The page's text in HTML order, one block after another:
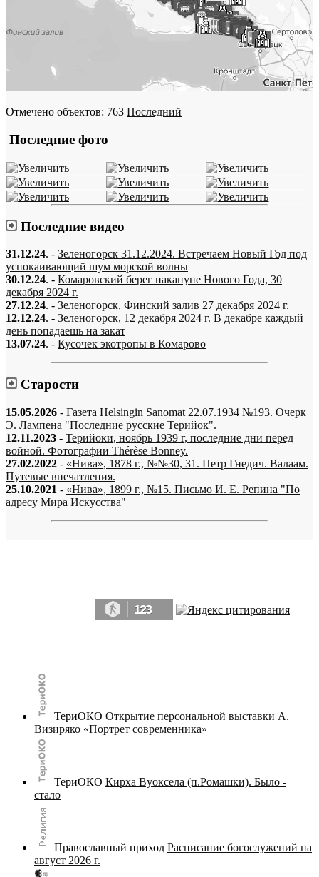
Отмечено объектов: 763 Последний
Последние фото
Последние видео
31.12.24. - Зеленогорск 31.12.2024. Встречаем Новый Год под
успокаивающий шум морской волны
30.12.24. - Комаровский берег накануне Нового Года, 30
декабря 2024 г.
27.12.24. - Зеленогорск, Финский залив 27 декабря 2024 г.
12.12.24. - Зеленогорск, 12 декабря 2024 г. В декабре каждый
день попадаешь на закат
13.07.24. - Кусочек экотропы в Комарово
Старости
15.05.2026 - Газета Helsingin Sanomat 22.07.1934 №193. Очерк
Э. Лампена "Последние русские Терийок".
12.11.2023 - Терийоки, ноябрь 1939 г, последние дни перед
войной. Фотографии Thérèse Bonney.
27.02.2022 - «Нива», 1878 г., №№30, 31. Петр Гнедич. Валаам.
Путевые впечатления.
25.10.2021 - «Нива», 1899 г., №15. Письмо И. Е. Репина "По
адресу Мира Искусства"
123
ТериОКО Открытие персональной выставки А.
Визиряко «Портрет современника»
ТериОКО Кирха Вуоксела (п.Ромашки). Было -
стало
Православный приход Расписание богослужений на
август 2026 г.